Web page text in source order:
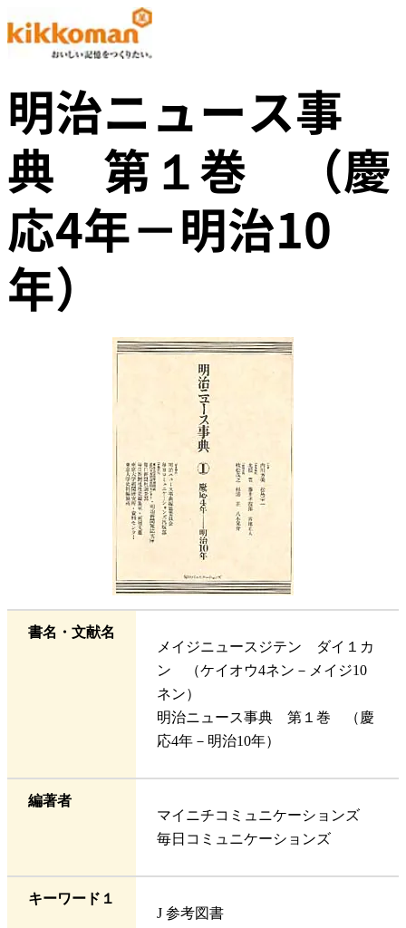
明治ニュース事
典 第１巻 （慶
応4年－明治10
年）
書名・文献名
メイジニュースジテン ダイ１カ
ン （ケイオウ4ネン－メイジ10
ネン）
明治ニュース事典 第１巻 （慶
応4年－明治10年）
編著者
マイニチコミュニケーションズ
毎日コミュニケーションズ
キーワード１
J 参考図書